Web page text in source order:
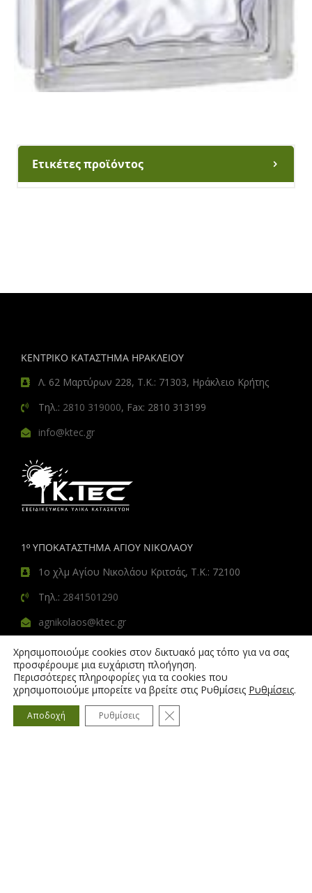
Ετικέτες προϊόντος
ΚΕΝΤΡΙΚΟ ΚΑΤΑΣΤΗΜΑ ΗΡΑΚΛΕΙΟΥ
Λ. 62 Μαρτύρων 228, Τ.Κ.: 71303, Ηράκλειο Κρήτης
Τηλ.: 2810 319000, Fax: 2810 313199
info@ktec.gr
1º ΥΠΟΚΑΤΑΣΤΗΜΑ ΑΓΙΟΥ ΝΙΚΟΛΑΟΥ
1ο χλμ Αγίου Νικολάου Κριτσάς, Τ.Κ.: 72100
Τηλ.: 2841501290
agnikolaos@ktec.gr
2º ΥΠΟΚΑΤΑΣΤΗΜΑ ΑΓΙΟΥ ΝΙΚΟΛΑΟΥ
Ανδρέα Παπανδρέου 6-8, Τ.Κ.: 72100
Τηλ.:2841090027
agnikolaos2@ktec.gr
Χρησιμοποιούμε cookies στον δικτυακό μας τόπο για να σας
προσφέρουμε μια ευχάριστη πλοήγηση.
Περισσότερες πληροφορίες για τα cookies που
χρησιμοποιούμε μπορείτε να βρείτε στις Ρυθμίσεις Ρυθμίσεις.
Αποδοχή Ρυθμίσεις Κλείσιμο του Cookie banner